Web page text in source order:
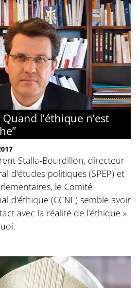
l’éthique n’est
Stalla-Bourdillon, directeur
d'études politiques (SPEP) et
le Comité
d'éthique (CCNE) semble avoir
avec la réalité de l'éthique ».